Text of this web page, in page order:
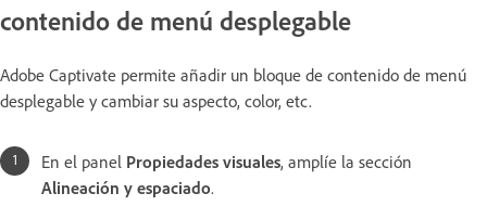
contenido de menú desplegable
Adobe Captivate permite añadir un bloque de contenido de menú
desplegable y cambiar su aspecto, color, etc.
En el panel Propiedades visuales, amplíe la sección
Alineación y espaciado.